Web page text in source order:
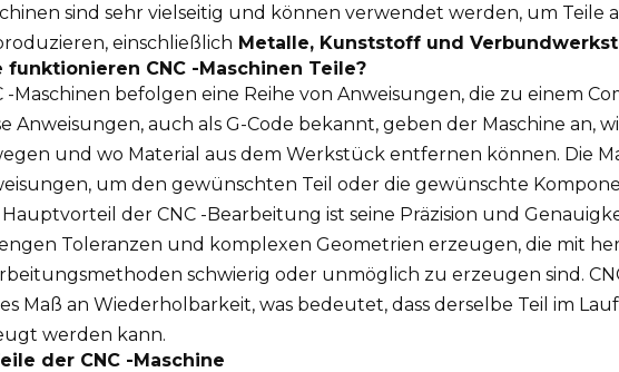
sind sehr vielseitig und können verwendet werden, um Teile
einschließlich Metalle, Kunststoff und
funktionieren CNC -Maschinen Teile?
-Maschinen befolgen eine Reihe von Anweisungen, die zu einem
Anweisungen, auch als G-Code bekannt, geben der Maschine an,
und wo Material aus dem Werkstück entfernen können. Die
um den gewünschten Teil oder die gewünschte
der CNC -Bearbeitung ist seine Präzision und
Toleranzen und komplexen Geometrien erzeugen, die mit
schwierig oder unmöglich zu erzeugen sind.
Maß an Wiederholbarkeit, was bedeutet, dass derselbe Teil im
werden kann.
der CNC -Maschine